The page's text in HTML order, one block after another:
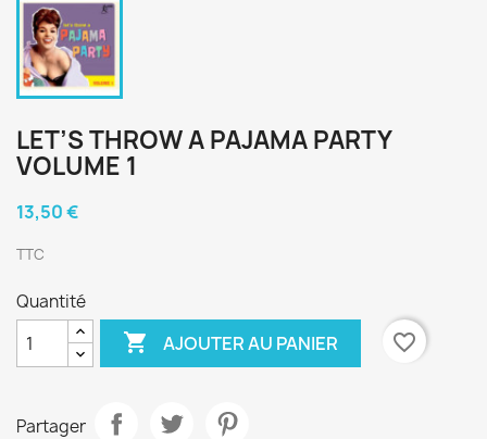
LET’S THROW A PAJAMA PARTY
VOLUME 1
13,50 €
TTC
Quantité
 AJOUTER AU PANIER favorite_border
Partager